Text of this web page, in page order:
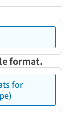
format.
for